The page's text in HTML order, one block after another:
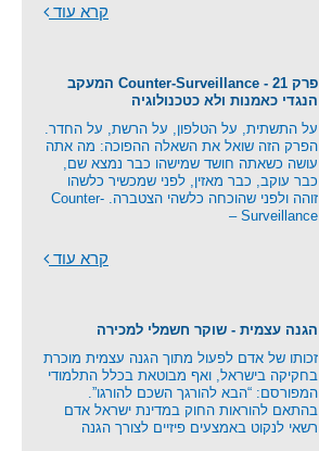
קרא עוד
פרק 21 - Counter-Surveillance המעקב
הנגדי כאמנות ולא כטכנולוגיה
על התשתית, על הטלפון, על הרשת, על החדר.
הפרק הזה שואל את השאלה ההפוכה: מה אתה
עושה כשאתה חושד שמישהו כבר נמצא שם,
כבר עוקב, כבר מאזין, לפני שמכשיר כלשהו
זוהה ולפני שהוכחה כלשהי הצטברה. Counter-
Surveillance –
קרא עוד
הגנה עצמית - שוקר חשמלי למכירה
זכותו של אדם לפעול מתוך הגנה עצמית מוכרת
בחקיקה בישראל, ואף מבוטאת בכלל התלמודי
המפורסם: “הבא להורגך השכם להורגו”.
בהתאם להוראות החוק במדינת ישראל אדם
רשאי לנקוט באמצעים פיזיים לצורך הגנה